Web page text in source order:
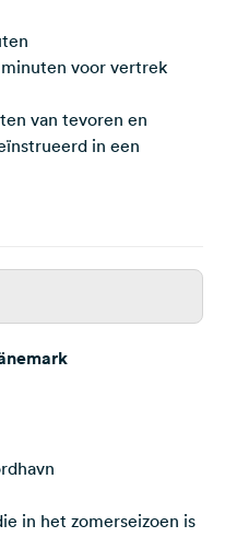
voor vertrek
van tevoren en
in een
in het zomerseizoen is